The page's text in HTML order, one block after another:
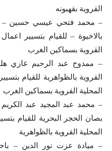
القروية بقهبونه
– محمد فتحي عيسي حسين –
بالاخيوة – للقيام بتسيير
القروية بسماكين الغرب
– ممدوح عبد الرحيم غازي
القروية بالظواهرية للقيام
المحلية القروية بسماكين الغرب
– محمد عبد المجيد عبد الكريم
بصان الحجر البحرية للقيام
المحلية القروية بالظواهرية
– ميادة عزت نور الدين –